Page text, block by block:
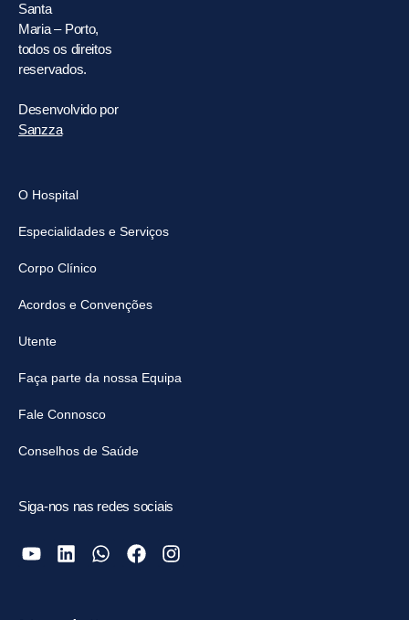
Santa
Maria – Porto,
todos os direitos
reservados.
Desenvolvido por
Sanzza
O Hospital
Especialidades e Serviços
Corpo Clínico
Acordos e Convenções
Utente
Faça parte da nossa Equipa
Fale Connosco
Conselhos de Saúde
Siga-nos nas redes sociais